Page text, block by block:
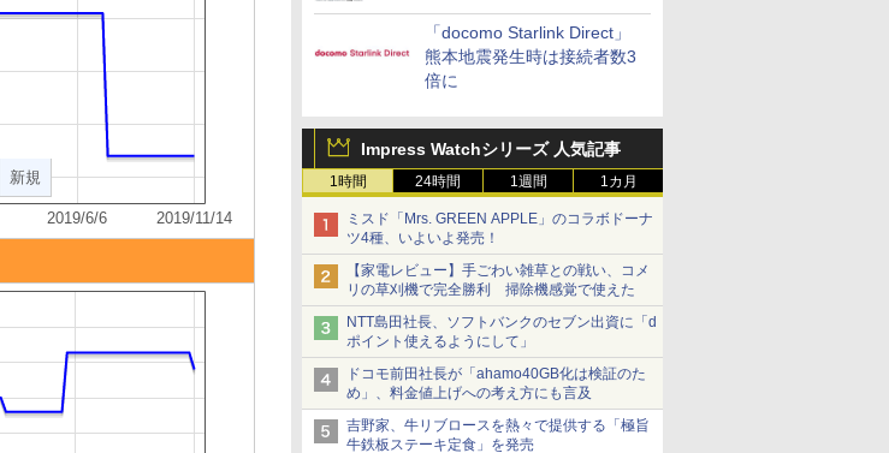
「docomo Starlink Direct」
熊本地震発生時は接続者数3
倍に
Impress Watchシリーズ 人気記事
1時間 24時間 1週間 1カ月
ミスド「Mrs. GREEN APPLE」のコラボドーナ
ツ4種、いよいよ発売！
【家電レビュー】手ごわい雑草との戦い、コメ
リの草刈機で完全勝利 掃除機感覚で使えた
NTT島田社長、ソフトバンクのセブン出資に「d
ポイント使えるようにして」
ドコモ前田社長が「ahamo40GB化は検証のた
め」、料金値上げへの考え方にも言及
吉野家、牛リブロースを熱々で提供する「極旨
牛鉄板ステーキ定食」を発売
2019/6/6 2019/11/14
新規